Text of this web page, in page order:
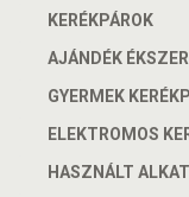
KERÉKPÁROK
AJÁNDÉK ÉKSZER
GYERMEK
ELEKTROMOS
HASZNÁLT